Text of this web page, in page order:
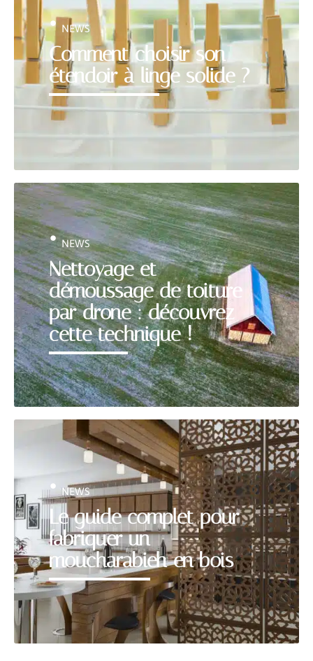
Comment choisir son
étendoir à linge solide ?
NEWS
Nettoyage et
démoussage de toiture
par drone : découvrez
cette technique !
NEWS
Le guide complet pour
fabriquer un
moucharabieh en bois
NEWS